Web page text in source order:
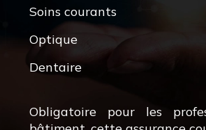
Soins courants
Optique
Dentaire
Obligatoire pour les